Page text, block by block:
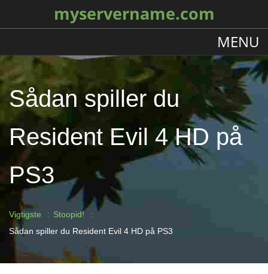
myservername.com
MENU
Sådan spiller du
Resident Evil 4 HD på
PS3
Vigtigste
Stoopid!
Sådan spiller du Resident Evil 4 HD på PS3